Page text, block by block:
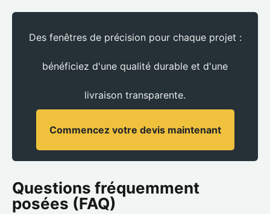
Des fenêtres de précision pour chaque projet :
bénéficiez d'une qualité durable et d'une
livraison transparente.
Commencez votre devis maintenant
Questions fréquemment
posées (FAQ)